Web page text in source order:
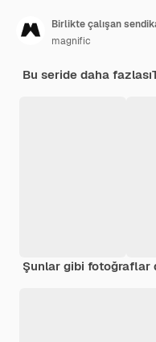
Birlikte çalışan
magnific
Bu seride daha fazlası
Şunlar gibi fotoğraflar